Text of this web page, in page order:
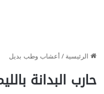
الرئيسية/أعشاب وطب بديل
حارب البدانة